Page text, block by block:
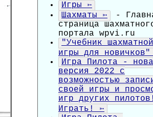
Игры ➳
Шахматы ➳
-
страница
портала wpvi.ru
"Учебник шахматной
игры для
Игра Пилота -
версия 2022 с
возможностью
своей игры и
игр других пилотов!
Играть! ➳